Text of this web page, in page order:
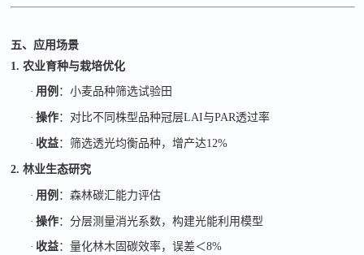
五、应用场景
1. 农业育种与栽培优化
· 用例 ：小麦品种筛选试验田
·操作：对比不同株型品种冠层LAI与PAR透过率
· 收益：筛选透光均衡品种，增产达12%
2. 林业生态研究
· 用例 ：森林碳汇能力评估
·操作：分层测量消光系数，构建光能利用模型
· 收益：量化林木固碳效率，误差＜8%